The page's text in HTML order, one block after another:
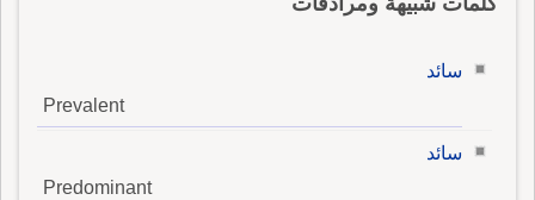
سائد
Prevalent
سائد
Predominant